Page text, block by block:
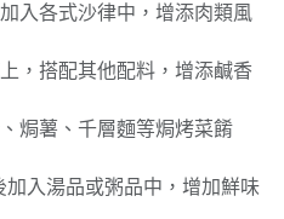
入各式沙律中，增添肉類風
，搭配其他配料，增添鹹香
焗薯、千層麵等焗烤菜餚
加入湯品或粥品中，增加鮮味